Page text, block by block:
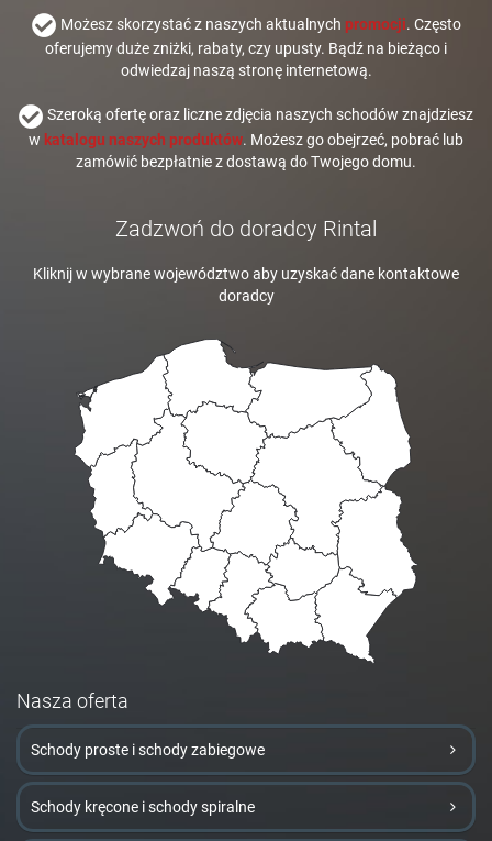
Możesz skorzystać z naszych aktualnych promocji. Często
oferujemy duże zniżki, rabaty, czy upusty. Bądź na bieżąco i
odwiedzaj naszą stronę internetową.
Szeroką ofertę oraz liczne zdjęcia naszych schodów znajdziesz
w katalogu naszych produktów. Możesz go obejrzeć, pobrać lub
zamówić bezpłatnie z dostawą do Twojego domu.
Zadzwoń do doradcy Rintal
Kliknij w wybrane województwo aby uzyskać dane kontaktowe
doradcy
Nasza oferta
Schody proste i schody zabiegowe
Schody kręcone i schody spiralne